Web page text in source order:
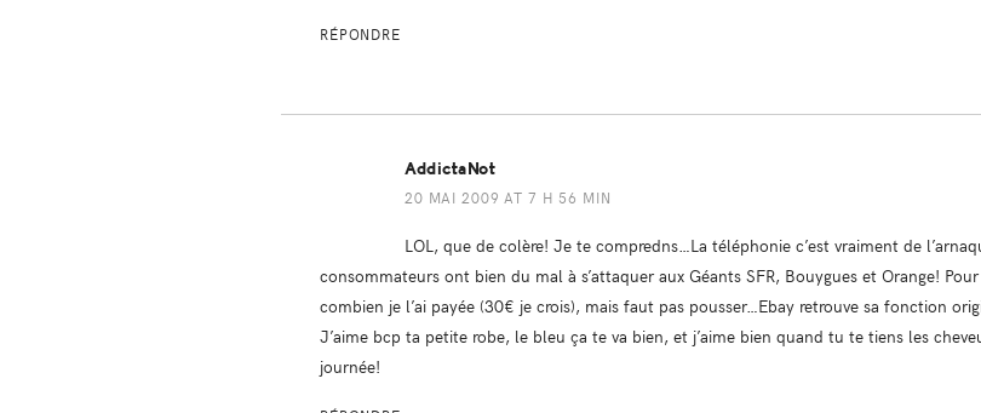
RÉPONDRE
AddictaNot
20 MAI 2009 AT 7 H 56 MIN
LOL, que de colère! Je te compredns…La téléphonie c’est vraiment de
consommateurs ont bien du mal à s’attaquer aux Géants SFR, Bouygues et Orange!
combien je l’ai payée (30€ je crois), mais faut pas pousser…Ebay retrouve sa fonction
J’aime bcp ta petite robe, le bleu ça te va bien, et j’aime bien quand tu te tiens les
journée!